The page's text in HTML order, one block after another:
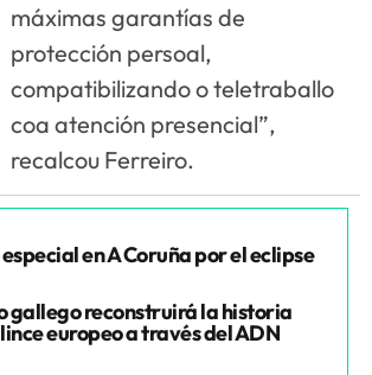
máximas garantías de
protección persoal,
compatibilizando o teletraballo
coa atención presencial”,
recalcou Ferreiro.
en A Coruña por el eclipse
gallego reconstruirá la historia
europeo a través del ADN